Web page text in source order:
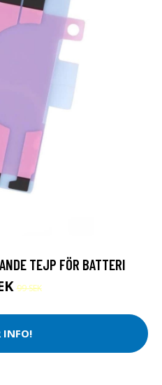
TEJP FÖR BATTERI
99 SEK
INFO!